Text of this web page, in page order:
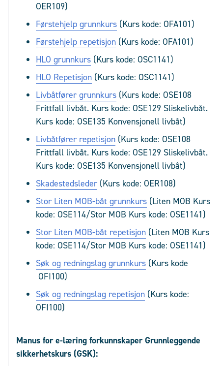
OER109)
Førstehjelp grunnkurs (Kurs kode: OFA101)
Førstehjelp repetisjon (Kurs kode: OFA101)
HLO grunnkurs (Kurs kode: OSC1141)
HLO Repetisjon (Kurs kode: OSC1141)
Livbåtfører grunnkurs (Kurs kode: OSE108
Frittfall livbåt. Kurs kode: OSE129 Sliskelivbåt.
Kurs kode: OSE135 Konvensjonell livbåt)
Livbåtfører repetisjon (Kurs kode: OSE108
Frittfall livbåt. Kurs kode: OSE129 Sliskelivbåt.
Kurs kode: OSE135 Konvensjonell livbåt)
Skadestedsleder (Kurs kode: OER108)
Stor Liten MOB-båt grunnkurs (Liten MOB Kurs
kode: OSE114/Stor MOB Kurs kode: OSE1141)
Stor Liten MOB-båt repetisjon (Liten MOB Kurs
kode: OSE114/Stor MOB Kurs kode: OSE1141)
Søk og redningslag grunnkurs (Kurs kode
OFI100)
Søk og redningslag repetisjon (Kurs kode:
OFI100)
Manus for e-læring forkunnskaper Grunnleggende
sikkerhetskurs (GSK):